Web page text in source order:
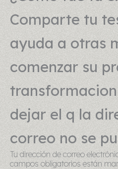
Comparte tu
ayuda a otras
comenzar su
dejar el q la
correo no se
Tu dirección de correo
campos obligatorios están